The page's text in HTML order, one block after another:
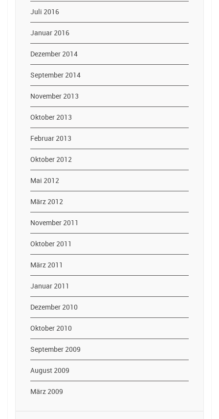
Juli 2016
Januar 2016
Dezember 2014
September 2014
November 2013
Oktober 2013
Februar 2013
Oktober 2012
Mai 2012
März 2012
November 2011
Oktober 2011
März 2011
Januar 2011
Dezember 2010
Oktober 2010
September 2009
August 2009
März 2009